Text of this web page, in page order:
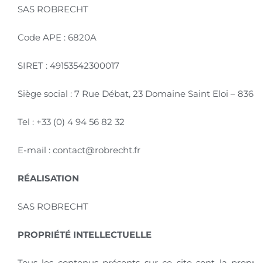
SAS ROBRECHT
Code APE : 6820A
SIRET : 49153542300017
Siège social : 7 Rue Débat, 23 Domaine Saint Eloi –
Tel : +33 (0) 4 94 56 82 32
E-mail : contact@robrecht.fr
RÉALISATION
SAS ROBRECHT
PROPRIÉTÉ INTELLECTUELLE